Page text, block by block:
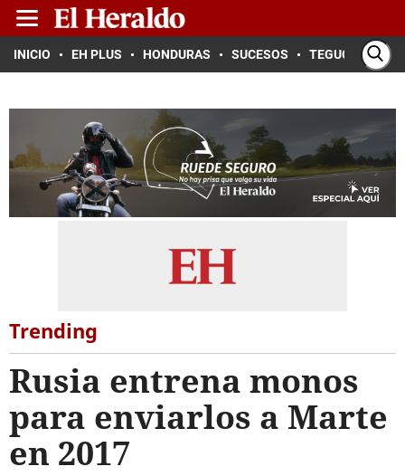
INICIO EH PLUS HONDURAS SUCESOS TEGUCIGALPA
Trending
Rusia entrena monos
para enviarlos a Marte
en 2017